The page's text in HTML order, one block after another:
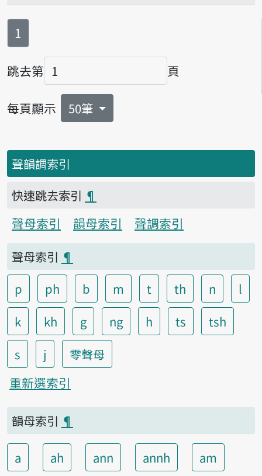
第
1
跳去第
頁碼
頁
每頁顯示 50筆
聲韻調索引
快速跳去索引 ¶
聲母索引
韻母索引
聲調索引
聲母索引 ¶
p
ph b m t th n
l
k
kh g ng h ts
tsh
s
j
零聲母
重新選索引
韻母索引 ¶
a ah ann annh
am